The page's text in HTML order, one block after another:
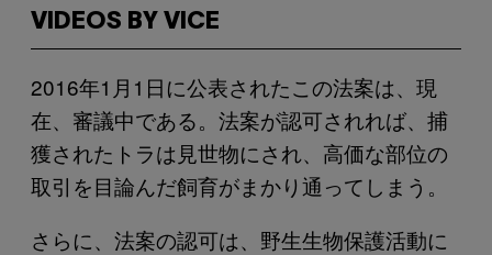
VIDEOS BY VICE
2016年1月1日に公表されたこの法案は、現
在、審議中である。法案が認可されれば、捕
獲されたトラは見世物にされ、高価な部位の
取引を目論んだ飼育がまかり通ってしまう。
さらに、法案の認可は、野生生物保護活動に